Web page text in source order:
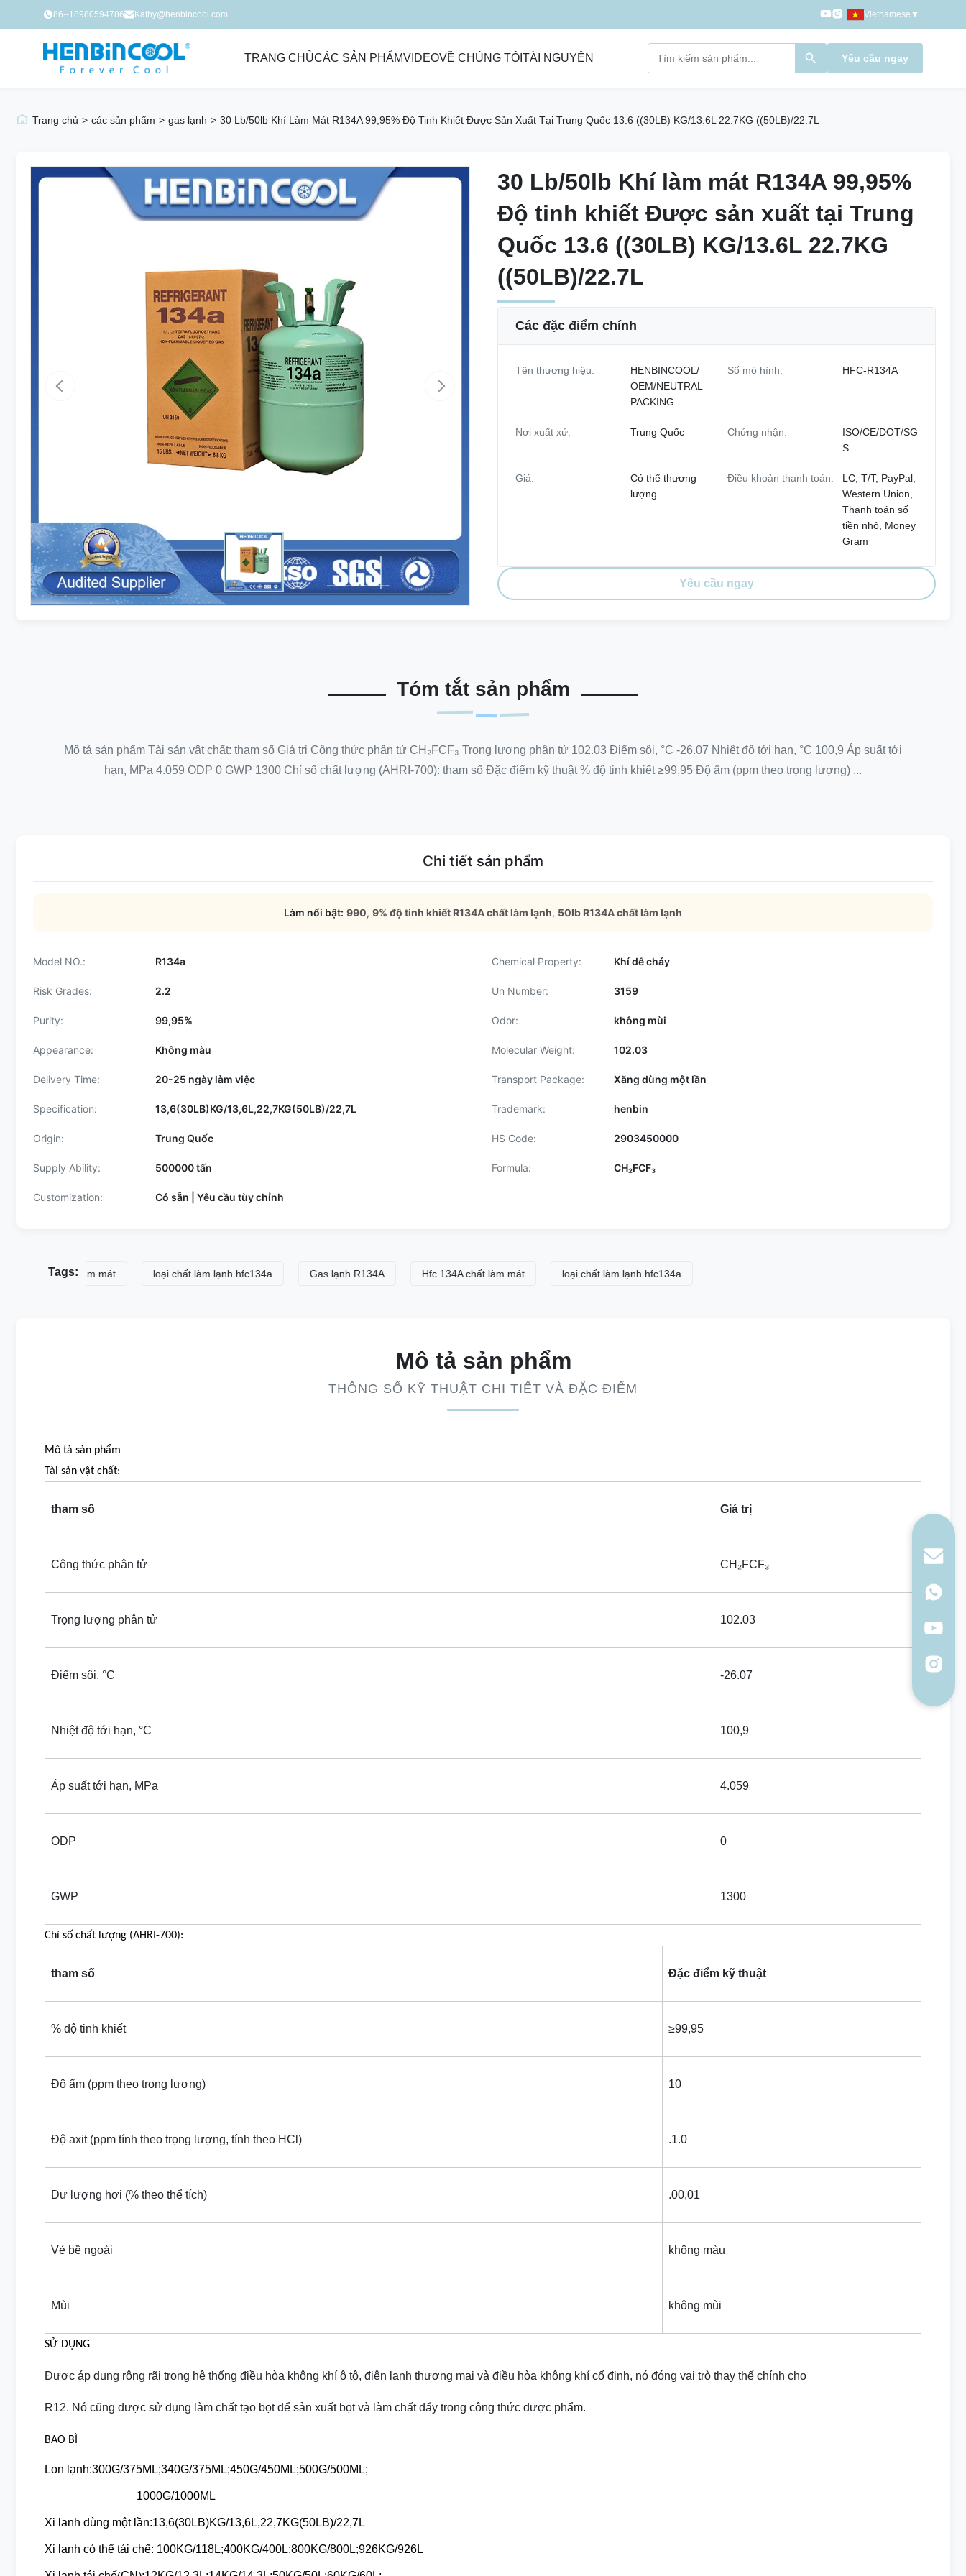
86--18980594786 Kathy@henbincool.com Vietnamese ▼
TRANG CHỦCÁC SẢN PHẨMVIDEOVỀ CHÚNG TÔITÀI NGUYÊN Yêu cầu ngay
Trang chủ > các sản phẩm > gas lạnh > 30 Lb/50lb Khí Làm Mát R134A 99,95% Độ Tinh Khiết Được Sản Xuất Tại Trung Quốc 13.6 ((30LB) KG/13.6L 22.7KG ((50LB)/22.7L
30 Lb/50lb Khí làm mát R134A 99,95%
Độ tinh khiết Được sản xuất tại Trung
Quốc 13.6 ((30LB) KG/13.6L 22.7KG
((50LB)/22.7L
30 Lb/50lb Khí làm mát R134A 99,95%
Độ tinh khiết Được sản xuất tại Trung
Quốc 13.6 ((30LB) KG/13.6L 22.7KG
((50LB)/22.7L
Các đặc điểm chính
Tên thương hiệu:
HENBINCOOL/
OEM/NEUTRAL
PACKING
Số mô hình: HFC-R134A
Nơi xuất xứ: Trung Quốc Chứng nhận:
ISO/CE/DOT/SG
S
Giá:
Có thể thương
lượng
Điều khoản thanh toán:
LC, T/T, PayPal,
Western Union,
Thanh toán số
tiền nhỏ, Money
Gram
Yêu cầu ngay
Tóm tắt sản phẩm
Mô tả sản phẩm Tài sản vật chất: tham số Giá trị Công thức phân tử CH₂FCF₃ Trọng lượng phân tử 102.03 Điểm sôi, °C -26.07 Nhiệt độ tới hạn, °C 100,9 Áp suất tới
hạn, MPa 4.059 ODP 0 GWP 1300 Chỉ số chất lượng (AHRI-700): tham số Đặc điểm kỹ thuật % độ tinh khiết ≥99,95 Độ ẩm (ppm theo trọng lượng) ...
Chi tiết sản phẩm
Làm nổi bật: 990, 9% độ tinh khiết R134A chất làm lạnh, 50lb R134A chất làm lạnh
Model NO.: R134a Chemical Property: Khí dễ cháy
Risk Grades: 2.2 Un Number: 3159
Purity: 99,95% Odor: không mùi
Appearance: Không màu Molecular Weight: 102.03
Delivery Time: 20-25 ngày làm việc Transport Package: Xăng dùng một lần
Specification: 13,6(30LB)KG/13,6L,22,7KG(50LB)/22,7L Trademark: henbin
Origin: Trung Quốc HS Code: 2903450000
Supply Ability: 500000 tấn Formula: CH₂FCF₃
Customization: Có sẵn | Yêu cầu tùy chỉnh
Tags:
134A chất làm mát loại chất làm lạnh hfc134a Gas lạnh R134A Hfc 134A chất làm mát loại chất làm lạnh hfc134a
Mô tả sản phẩm
THÔNG SỐ KỸ THUẬT CHI TIẾT VÀ ĐẶC ĐIỂM
Mô tả sản phẩm
Tài sản vật chất:
tham số Giá trị
Công thức phân tử CH₂FCF₃
Trọng lượng phân tử 102.03
Điểm sôi, °C -26.07
Nhiệt độ tới hạn, °C 100,9
Áp suất tới hạn, MPa 4.059
ODP 0
GWP 1300
Chỉ số chất lượng (AHRI-700):
tham số Đặc điểm kỹ thuật
% độ tinh khiết ≥99,95
Độ ẩm (ppm theo trọng lượng) 10
Độ axit (ppm tính theo trọng lượng, tính theo HCl) .1.0
Dư lượng hơi (% theo thể tích) .00,01
Vẻ bề ngoài không màu
Mùi không mùi
SỬ DỤNG
Được áp dụng rộng rãi trong hệ thống điều hòa không khí ô tô, điện lạnh thương mại và điều hòa không khí cố định, nó đóng vai trò thay thế chính cho
R12. Nó cũng được sử dụng làm chất tạo bọt để sản xuất bọt và làm chất đẩy trong công thức dược phẩm.
BAO BÌ
Lon lạnh:300G/375ML;340G/375ML;450G/450ML;500G/500ML;
1000G/1000ML
Xi lanh dùng một lần:13,6(30LB)KG/13,6L,22,7KG(50LB)/22,7L
Xi lanh có thể tái chế: 100KG/118L;400KG/400L;800KG/800L;926KG/926L